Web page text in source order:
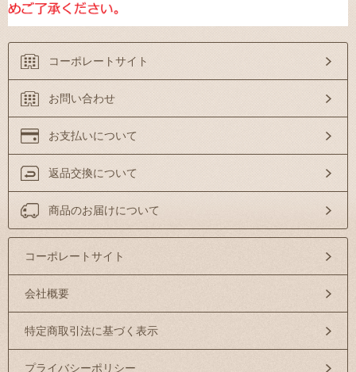
コーポレートサイト
お問い合わせ
お支払いについて
返品交換について
商品のお届けについて
コーポレートサイト
会社概要
特定商取引法に基づく表示
プライバシーポリシー